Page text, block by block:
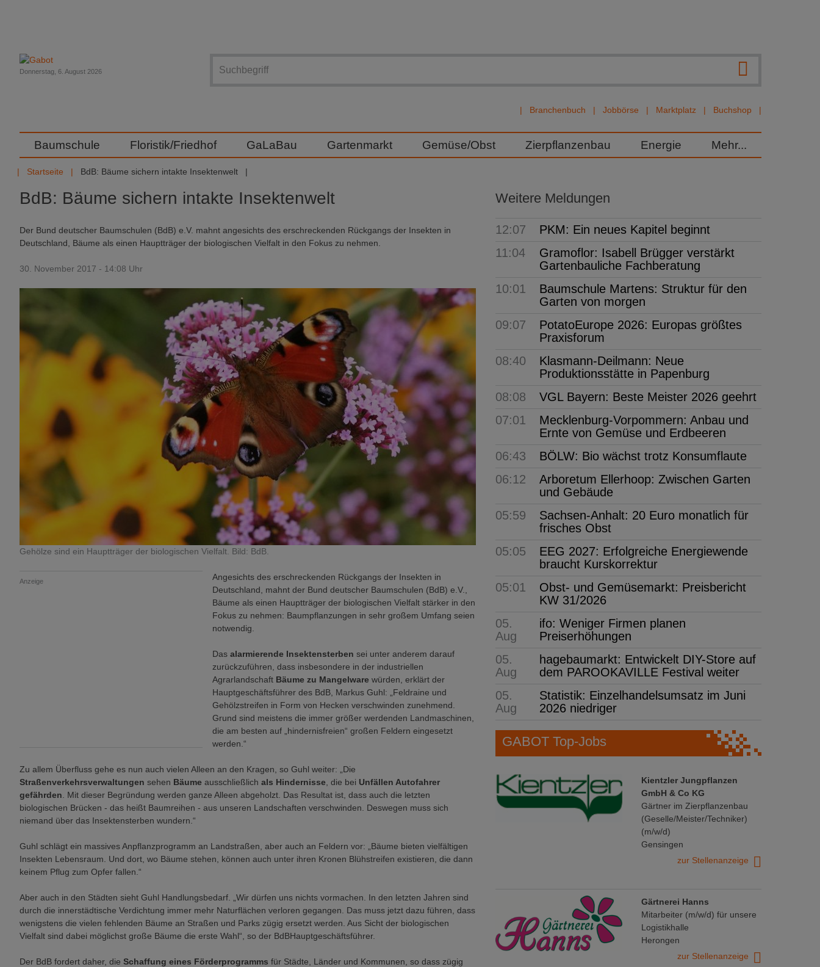
Branchenbuch Jobbörse Marktplatz Buchshop
Donnerstag, 6. August 2026
Baumschule Floristik/Friedhof GaLaBau Gartenmarkt Gemüse/Obst Zierpflanzenbau Energie Mehr...
Startseite BdB: Bäume sichern intakte Insektenwelt
BdB: Bäume sichern intakte Insektenwelt
Der Bund deutscher Baumschulen (BdB) e.V. mahnt angesichts des erschreckenden Rückgangs der Insekten in
Deutschland, Bäume als einen Hauptträger der biologischen Vielfalt in den Fokus zu nehmen.
30. November 2017 - 14:08 Uhr
Gehölze sind ein Hauptträger der biologischen Vielfalt. Bild: BdB.
Anzeige
Angesichts des erschreckenden Rückgangs der Insekten in
Deutschland, mahnt der Bund deutscher Baumschulen (BdB) e.V.,
Bäume als einen Hauptträger der biologischen Vielfalt stärker in den
Fokus zu nehmen: Baumpflanzungen in sehr großem Umfang seien
notwendig.
Das alarmierende Insektensterben sei unter anderem darauf
zurückzuführen, dass insbesondere in der industriellen
Agrarlandschaft Bäume zu Mangelware würden, erklärt der
Hauptgeschäftsführer des BdB, Markus Guhl: „Feldraine und
Gehölzstreifen in Form von Hecken verschwinden zunehmend.
Grund sind meistens die immer größer werdenden Landmaschinen,
die am besten auf „hindernisfreien“ großen Feldern eingesetzt
werden.“
Zu allem Überfluss gehe es nun auch vielen Alleen an den Kragen, so Guhl weiter: „Die
Straßenverkehrsverwaltungen sehen Bäume ausschließlich als Hindernisse , die bei Unfällen Autofahrer
gefährden . Mit dieser Begründung werden ganze Alleen abgeholzt. Das Resultat ist, dass auch die letzten
biologischen Brücken - das heißt Baumreihen - aus unseren Landschaften verschwinden. Deswegen muss sich
niemand über das Insektensterben wundern.“
Guhl schlägt ein massives Anpflanzprogramm an Landstraßen, aber auch an Feldern vor: „Bäume bieten vielfältigen
Insekten Lebensraum. Und dort, wo Bäume stehen, können auch unter ihren Kronen Blühstreifen existieren, die dann
keinem Pflug zum Opfer fallen.“
Aber auch in den Städten sieht Guhl Handlungsbedarf. „Wir dürfen uns nichts vormachen. In den letzten Jahren sind
durch die innerstädtische Verdichtung immer mehr Naturflächen verloren gegangen. Das muss jetzt dazu führen, dass
wenigstens die vielen fehlenden Bäume an Straßen und Parks zügig ersetzt werden. Aus Sicht der biologischen
Vielfalt sind dabei möglichst große Bäume die erste Wahl“, so der BdBHauptgeschäftsführer.
Der BdB fordert daher, die Schaffung eines Förderprogramms für Städte, Länder und Kommunen, so dass zügig
Weitere Meldungen
12:07
PKM: Ein neues Kapitel beginnt
11:04
Gramoflor: Isabell Brügger verstärkt
Gartenbauliche Fachberatung
10:01
Baumschule Martens: Struktur für den
Garten von morgen
09:07
PotatoEurope 2026: Europas größtes
Praxisforum
08:40
Klasmann-Deilmann: Neue
Produktionsstätte in Papenburg
08:08
VGL Bayern: Beste Meister 2026 geehrt
07:01
Mecklenburg-Vorpommern: Anbau und
Ernte von Gemüse und Erdbeeren
06:43
BÖLW: Bio wächst trotz Konsumflaute
06:12
Arboretum Ellerhoop: Zwischen Garten
und Gebäude
05:59
Sachsen-Anhalt: 20 Euro monatlich für
frisches Obst
05:05
EEG 2027: Erfolgreiche Energiewende
braucht Kurskorrektur
05:01
Obst- und Gemüsemarkt: Preisbericht
KW 31/2026
05.
Aug
ifo: Weniger Firmen planen
Preiserhöhungen
05.
Aug
hagebaumarkt: Entwickelt DIY-Store auf
dem PAROOKAVILLE Festival weiter
05.
Aug
Statistik: Einzelhandelsumsatz im Juni
2026 niedriger
GABOT Top-Jobs
Kientzler Jungpflanzen
GmbH & Co KG
Gärtner im Zierpflanzenbau
(Geselle/Meister/Techniker)
(m/w/d)
Gensingen
zur Stellenanzeige
Gärtnerei Hanns
Mitarbeiter (m/w/d) für unsere
Logistikhalle
Herongen
zur Stellenanzeige